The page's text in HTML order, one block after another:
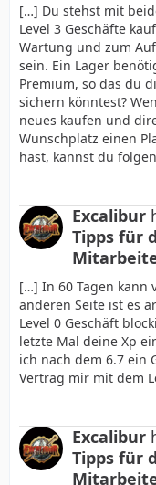
[…] Du stehst mit
Level 3 Geschäfte
Wartung und zum
sein. Ein Lager
Premium, so das du
sichern könntest?
neues kaufen und
Wunschplatz einen
hast, kannst du
Excalibur
Tipps für
[…] In 60 Tagen kann
anderen Seite ist es
Level 0 Geschäft
letzte Mal deine Xp
ich nach dem 6.7 ein
Vertrag mir mit dem
Excalibur
Tipps für